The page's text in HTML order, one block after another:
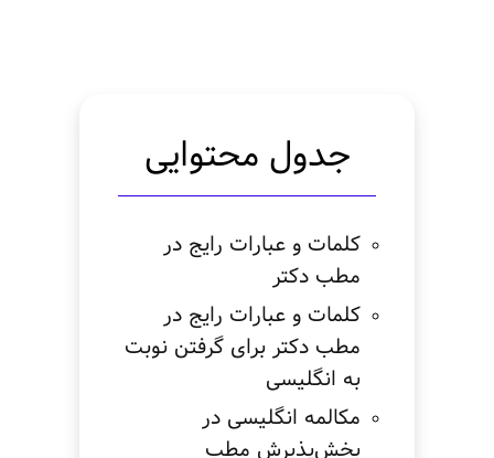
جدول محتوایی
کلمات و عبارات رایج در
مطب دکتر
کلمات و عبارات رایج در
مطب دکتر برای گرفتن نوبت
به انگلیسی
مکالمه انگلیسی در
بخش‌پذیرش مطب